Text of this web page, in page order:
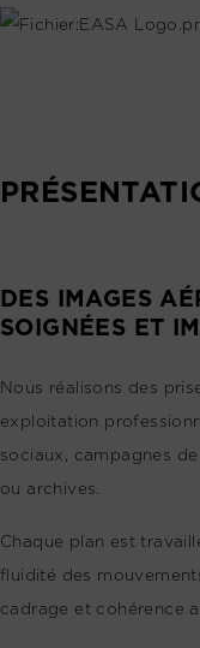
DES IMAGES
SOIGNÉES ET
Nous réalisons des
exploitation
sociaux, campagnes
ou archives.
Chaque plan est
fluidité des
cadrage et cohérence